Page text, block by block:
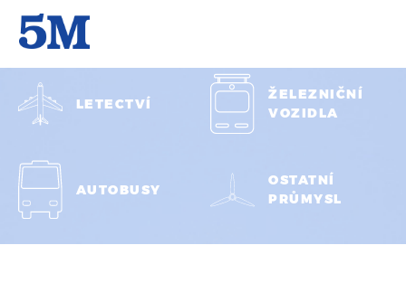
LETECTVÍ
ŽELEZNIČNÍ
VOZIDLA
AUTOBUSY
OSTATNÍ
PRŮMYSL